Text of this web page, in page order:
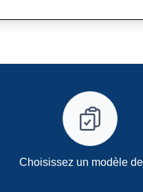
Choisissez un modèle